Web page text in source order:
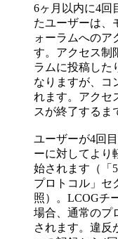
6ヶ月以内に4回
たユーザーは、
ォーラムへのア
す。アクセス制
ラムに投稿した
なりますが、コ
れます。アクセ
スが終了するま
ユーザーが4回
ーに対してより
始されます（「
プロトコル」セ
照）。LCOGチ
場合、通常のプ
されます。違反